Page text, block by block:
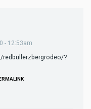
- 12:53am
?